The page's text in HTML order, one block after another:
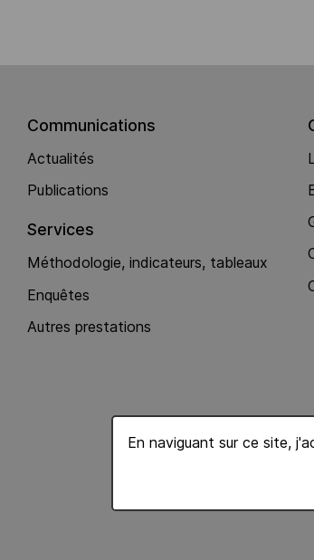
En naviguant sur ce site,
Communications
Actualités
Publications
Services
Méthodologie, indicateurs, tableaux
Enquêtes
Autres prestations